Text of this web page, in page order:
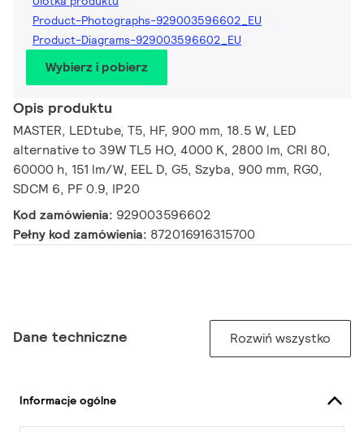
Product-Photographs-929003596602_EU
Product-Diagrams-929003596602_EU
Wybierz i pobierz
Opis produktu
MASTER, LEDtube, T5, HF, 900 mm, 18.5 W, LED
alternative to 39W TL5 HO, 4000 K, 2800 lm, CRI 80,
60000 h, 151 lm/W, EEL D, G5, Szyba, 900 mm, RG0,
SDCM 6, PF 0.9, IP20
Kod zamówienia: 929003596602
Pełny kod zamówienia: 872016916315700
Dane techniczne Rozwiń wszystko
Informacje ogólne